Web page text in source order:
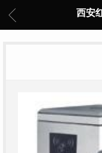
西安